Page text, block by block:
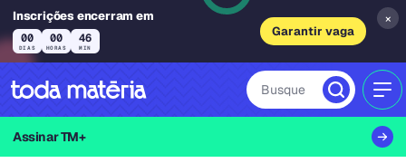
Inscrições encerram em
00
DIAS
00
HORAS
46
MIN
Garantir vaga
×
Busque
Assinar TM+